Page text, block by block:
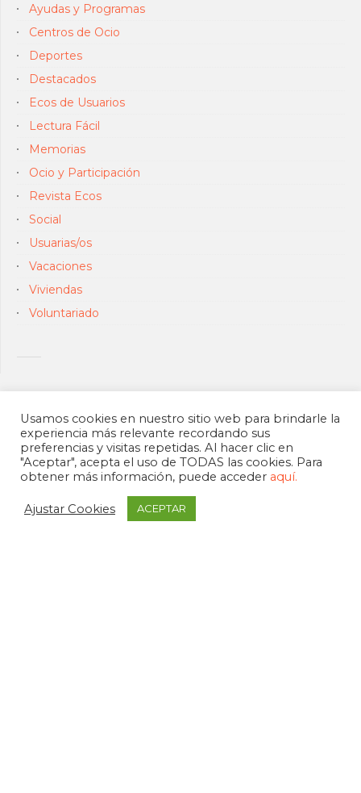
Ayudas y Programas
Centros de Ocio
Deportes
Destacados
Ecos de Usuarios
Lectura Fácil
Memorias
Ocio y Participación
Revista Ecos
Social
Usuarias/os
Vacaciones
Viviendas
Voluntariado
Usamos cookies en nuestro sitio web para brindarle la
experiencia más relevante recordando sus
preferencias y visitas repetidas. Al hacer clic en
"Aceptar", acepta el uso de TODAS las cookies. Para
obtener más información, puede acceder aquí.
Ajustar Cookies ACEPTAR